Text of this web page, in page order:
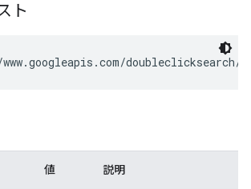
ト
doubleclicksearch/
値 説明